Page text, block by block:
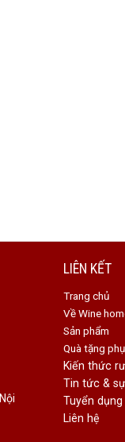
LIÊN KẾT
Trang chủ
Về Wine
Sản phẩm
Quà tặng
Kiến thức
Tin tức &
Tuyển dụng
Liên hệ